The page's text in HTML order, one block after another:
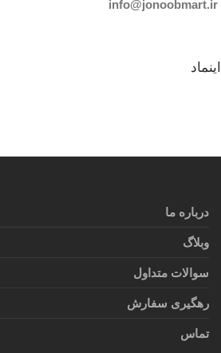
info@jonoobmart.ir
اینماد
درباره ما
وبلاگ
سوالات متداول
رهگیری سفارش
تماس